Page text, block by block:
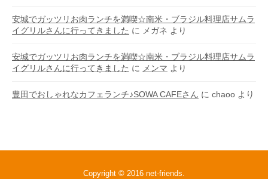
安城でガッツリお肉ランチを満喫☆南米・ブラジル料理店サムラ
イグリルさんに行ってきました に メガネ より
安城でガッツリお肉ランチを満喫☆南米・ブラジル料理店サムラ
イグリルさんに行ってきました に メンマ より
豊田でおしゃれなカフェランチ♪SOWA CAFEさん に chaoo より
Copyright © 2016 net-friends.